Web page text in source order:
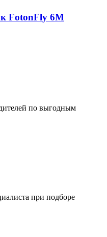
FotonFly 6М
по выгодным
при подборе